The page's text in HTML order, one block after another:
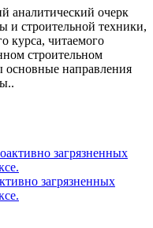
аналитический очерк
и строительной техники,
курса, читаемого
строительном
направления
загрязненных